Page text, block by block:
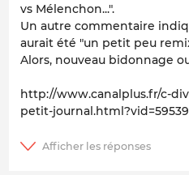
vs Mélenchon...".
Un autre commentaire
aurait été "un petit peu
Alors, nouveau bidonnage
http://www.canalplus.fr/c-
petit-